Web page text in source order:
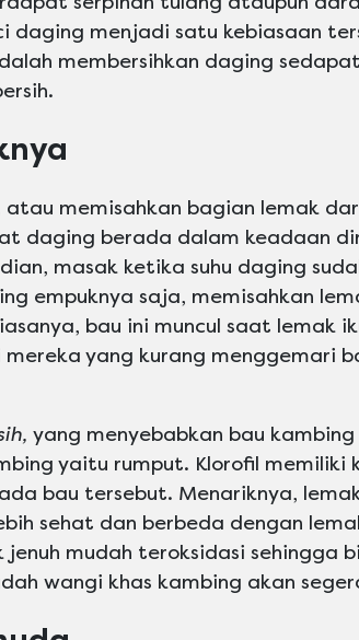
daging menjadi satu kebiasaan
membersihkan daging
atau memisahkan bagian lemak
daging berada dalam keadaan
masak ketika suhu daging
empuknya saja, memisahkan
bau ini muncul saat lemak
yang kurang menggemari
yang menyebabkan bau
yaitu rumput. Klorofil memiliki
bau tersebut. Menariknya,
sehat dan berbeda dengan
mudah teroksidasi sehingga
wangi khas kambing akan